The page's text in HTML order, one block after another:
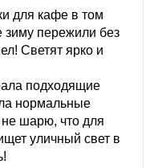
для кафе в том
зиму пережили без
Светят ярко и
подходящие
нормальные
шарю, что для
уличный свет в